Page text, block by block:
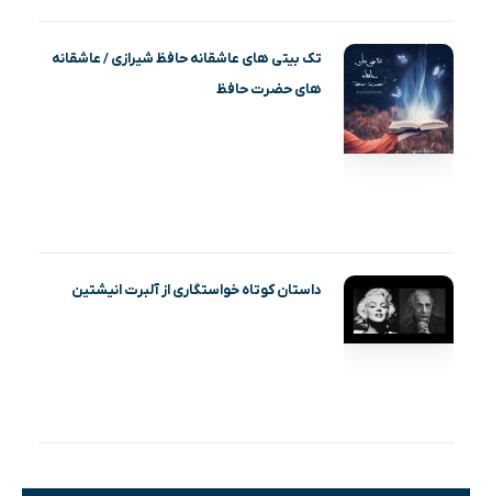
تک بیتی های عاشقانه حافظ شیرازی / عاشقانه
های حضرت حافظ
داستان کوتاه خواستگاری از آلبرت انیشتین